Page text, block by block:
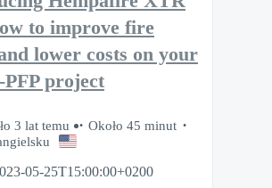
to improve fire
lower costs on your
project
3 lat temu
Około 45 minut
05-25T15:00:00+0200